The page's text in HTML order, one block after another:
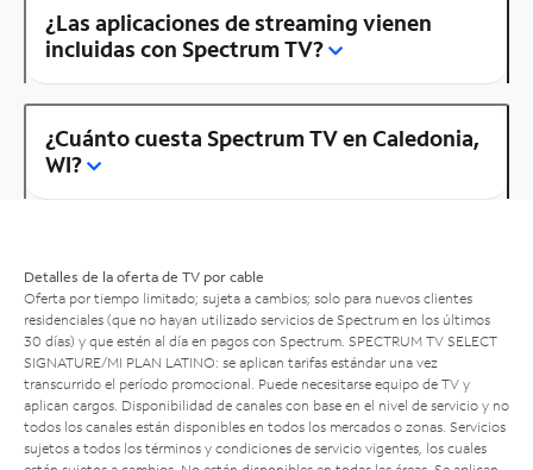
¿Las aplicaciones de streaming vienen
incluidas con Spectrum TV?
¿Cuánto cuesta Spectrum TV en Caledonia,
WI?
Detalles de la oferta de TV por cable
Oferta por tiempo limitado; sujeta a cambios; solo para nuevos clientes
residenciales (que no hayan utilizado servicios de Spectrum en los últimos
30 días) y que estén al día en pagos con Spectrum. SPECTRUM TV SELECT
SIGNATURE/MI PLAN LATINO: se aplican tarifas estándar una vez
transcurrido el período promocional. Puede necesitarse equipo de TV y
aplican cargos. Disponibilidad de canales con base en el nivel de servicio y no
todos los canales están disponibles en todos los mercados o zonas. Servicios
sujetos a todos los términos y condiciones de servicio vigentes, los cuales